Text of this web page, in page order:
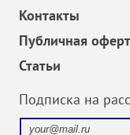
Контакты
Публичная
Статьи
Подписка на